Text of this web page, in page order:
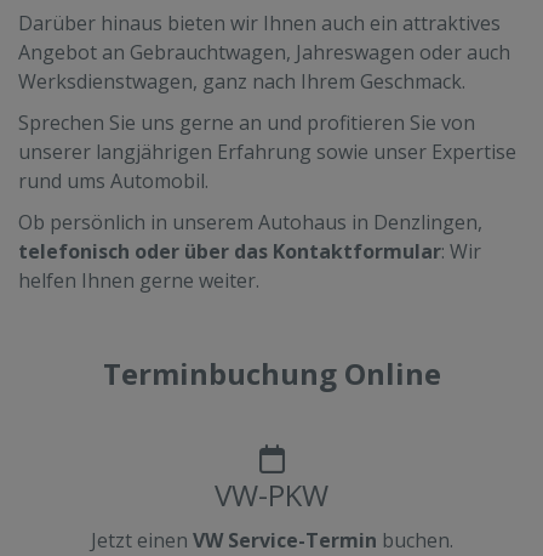
Darüber hinaus bieten wir Ihnen auch ein attraktives
Angebot an Gebrauchtwagen, Jahreswagen oder auch
Werksdienstwagen, ganz nach Ihrem Geschmack.
Sprechen Sie uns gerne an und profitieren Sie von
unserer langjährigen Erfahrung sowie unser Expertise
rund ums Automobil.
Ob persönlich in unserem Autohaus in Denzlingen,
telefonisch oder über das Kontaktformular: Wir
helfen Ihnen gerne weiter.
Terminbuchung Online
VW-PKW
Jetzt einen VW Service-Termin buchen.